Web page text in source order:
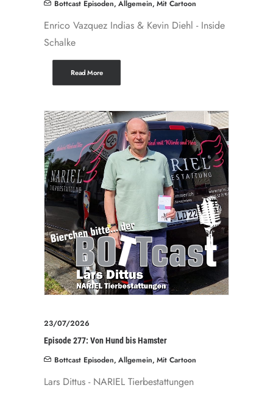
Bottcast Episoden, Allgemein, Mit Cartoon
Enrico Vazquez Indias & Kevin Diehl - Inside
Schalke
Read More
23/07/2026
Episode 277: Von Hund bis Hamster
Bottcast Episoden, Allgemein, Mit Cartoon
Lars Dittus - NARIEL Tierbestattungen